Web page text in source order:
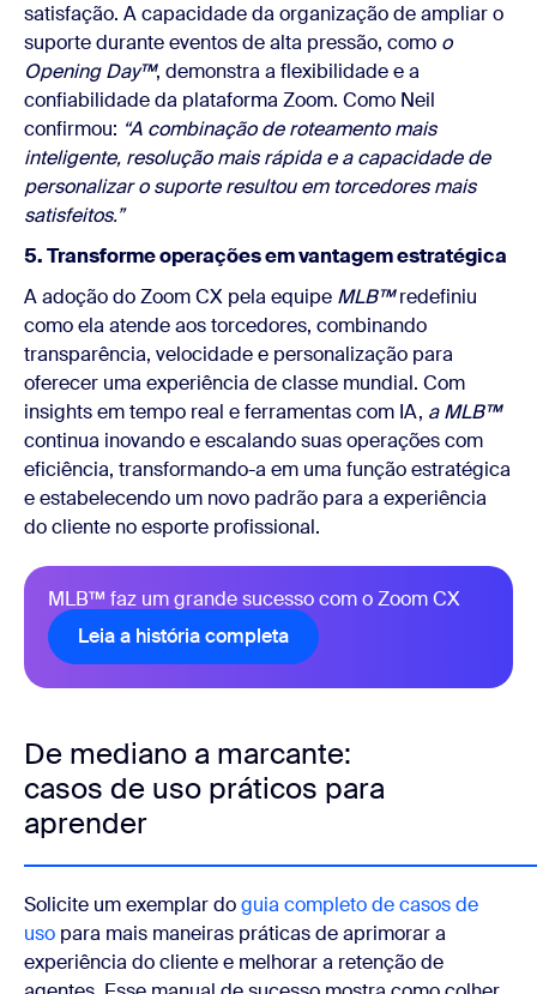
satisfação. A capacidade da organização de ampliar o
suporte durante eventos de alta pressão, como o
Opening Day™, demonstra a flexibilidade e a
confiabilidade da plataforma Zoom. Como Neil
confirmou: “A combinação de roteamento mais
inteligente, resolução mais rápida e a capacidade de
personalizar o suporte resultou em torcedores mais
satisfeitos.”
5. Transforme operações em vantagem estratégica
A adoção do Zoom CX pela equipe MLB™redefiniu
como ela atende aos torcedores, combinando
transparência, velocidade e personalização para
oferecer uma experiência de classe mundial. Com
insights em tempo real e ferramentas com IA, a MLB™
continua inovando e escalando suas operações com
eficiência, transformando-a em uma função estratégica
eestabelecendo um novo padrão para a experiência
do cliente no esporte profissional.
MLB™ faz um grande sucesso com o Zoom CX
Leia a história completa
De mediano a marcante:
casos de uso práticos para
aprender
Solicite um exemplar doguia completo de casos de
uso para mais maneiras práticas de aprimorar a
experiência do cliente e melhorar a retenção de